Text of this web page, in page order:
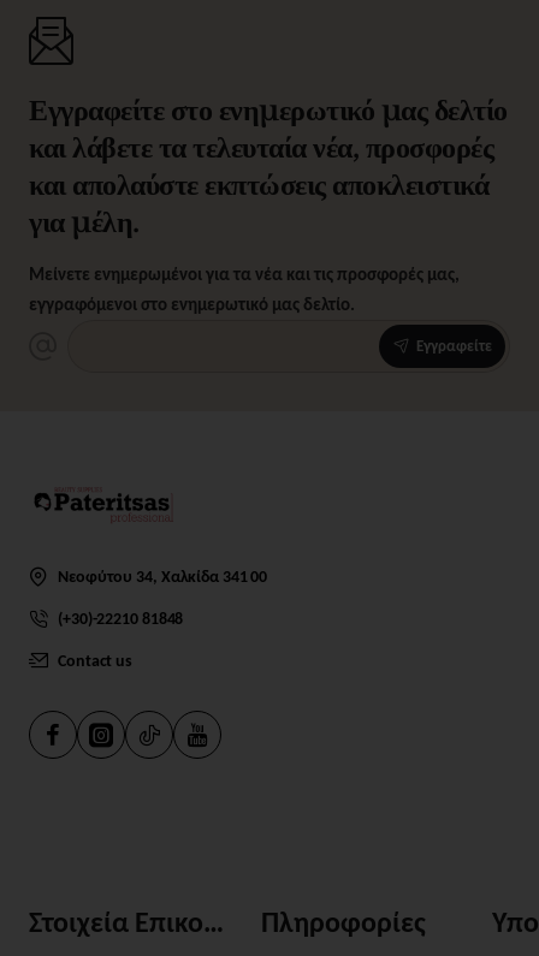
Εγγραφείτε στο ενημερωτικό μας δελτίο
και λάβετε τα τελευταία νέα, προσφορές
και απολαύστε εκπτώσεις αποκλειστικά
για μέλη.
Μείνετε ενημερωμένοι για τα νέα και τις προσφορές μας,
εγγραφόμενοι στο ενημερωτικό μας δελτίο.
Εγγραφείτε
Νεοφύτου 34, Χαλκίδα 341 00
(+30)-22210 81848
Contact us
Στοιχεία Επικοινωνίας Πληροφορίες